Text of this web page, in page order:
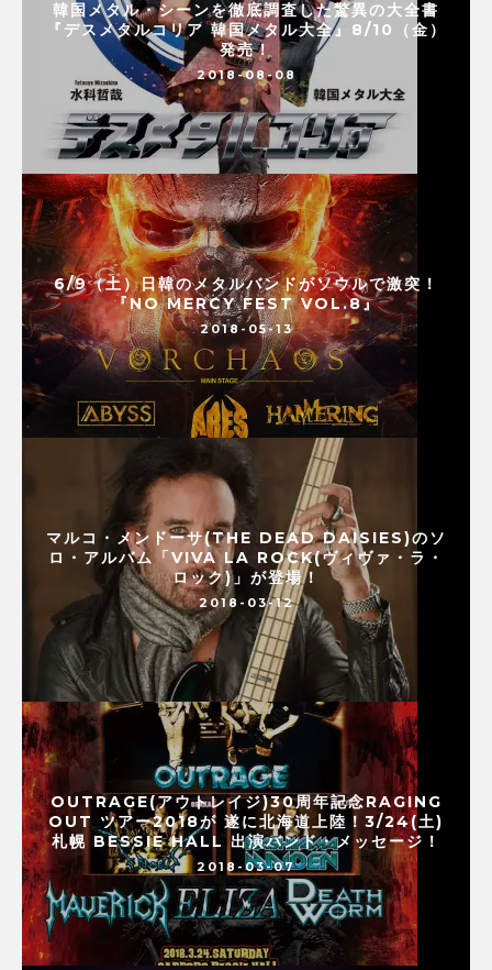
韓国メタル・シーンを徹底調査した驚異の大全書
『デスメタルコリア 韓国メタル大全』8/10（金）
発売！
2018-08-08
6/9（土）日韓のメタルバンドがソウルで激突！
『NO MERCY FEST VOL.8』
2018-05-13
マルコ・メンドーサ(THE DEAD DAISIES)のソ
ロ・アルバム「VIVA LA ROCK(ヴィヴァ・ラ・
ロック)」が登場！
2018-03-12
OUTRAGE(アウトレイジ)30周年記念RAGING
OUT ツアー2018が 遂に北海道上陸！3/24(土)
札幌 BESSIE HALL 出演バンド・メッセージ！
2018-03-07